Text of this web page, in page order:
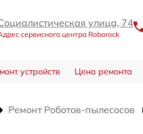
улица, 74
сервисного центра Roborock
устройств Цена ремонта
Ремонт Роботов-пылесосов